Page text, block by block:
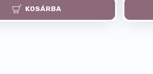
KOSÁRBA